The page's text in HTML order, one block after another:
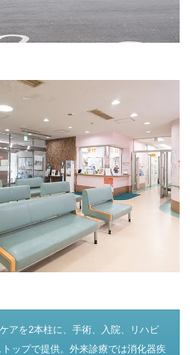
ージ
アを2本柱に、手術、入院、リハビ
ップで提供。外来診療では消化器疾